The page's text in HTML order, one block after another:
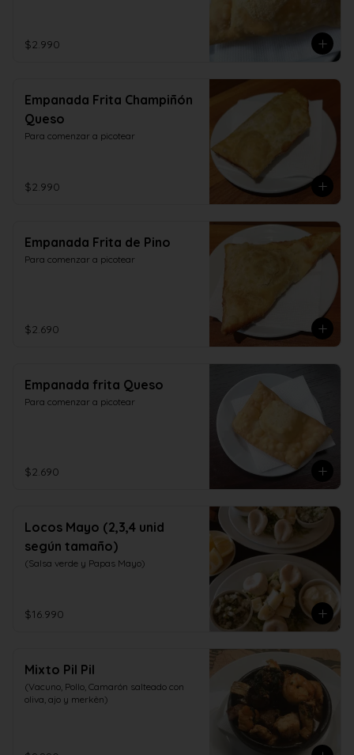
$2.990
Empanada Frita Champiñón
Queso
Para comenzar a picotear
$2.990
Empanada Frita de Pino
Para comenzar a picotear
$2.690
Empanada frita Queso
Para comenzar a picotear
$2.690
Locos Mayo (2,3,4 unid
según tamaño)
(Salsa verde y Papas Mayo)
$16.990
Mixto Pil Pil
(Vacuno, Pollo, Camarón salteado con
oliva, ajo y merkèn)